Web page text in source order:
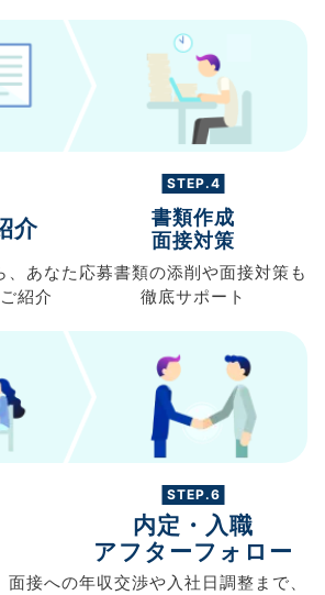
介
あなた
ご紹介
STEP.4
書類作成
面接対策
応募書類の添削や面接対策も
徹底サポート
面接への
STEP.6
内定・入職
アフターフォロー
年収交渉や入社日調整まで、